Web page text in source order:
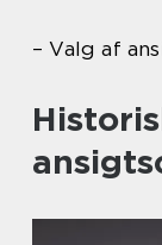
– Valg af